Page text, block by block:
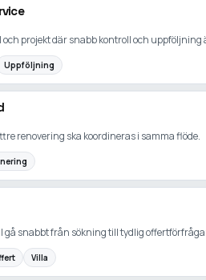
projekt där snabb kontroll och uppföljning
Uppföljning
renovering ska koordineras i samma flöde.
gå snabbt från sökning till tydlig
Villa